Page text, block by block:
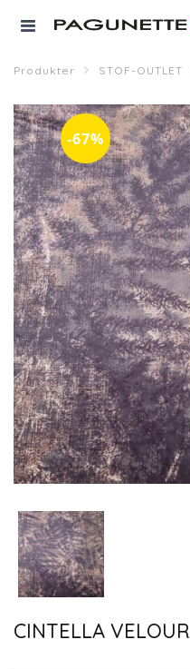
Produkter STOF-OUTLET
-67%
CINTELLA VELOUR